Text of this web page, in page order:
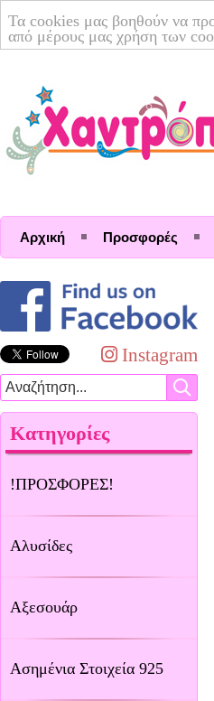
Τα cookies μας βοηθούν να
από μέρους μας χρήση των
Αρχική Προσφορές
Instagram
Κατηγορίες
!ΠΡΟΣΦΟΡΕΣ!
Αλυσίδες
Αξεσουάρ
Ασημένια Στοιχεία 925